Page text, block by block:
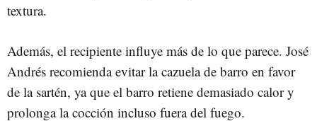
textura.
Además, el recipiente influye más de lo que parece. José
Andrés recomienda evitar la cazuela de barro en favor
de la sartén, ya que el barro retiene demasiado calor y
prolonga la cocción incluso fuera del fuego.